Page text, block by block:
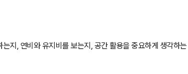
지, 연비와 유지비를 보는지, 공간 활용을 중요하게 생각하는